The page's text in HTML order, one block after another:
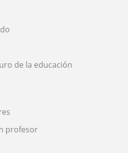
de la educación
profesor